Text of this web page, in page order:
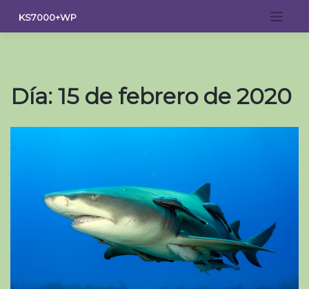
contenido
KS7000+WP
Día: 15 de febrero de 2020